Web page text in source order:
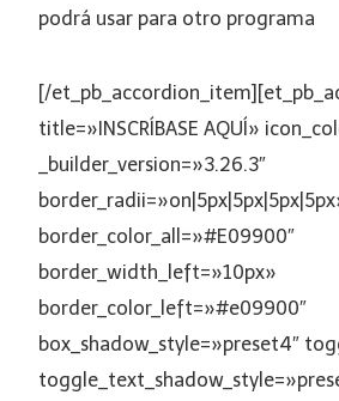
podrá usar para otro programa
[/
title=»INSCRÍBASE AQUÍ»
_builder_version=»3.26.3″
border_color_all=»#E09900″
border_width_left=»10px»
border_color_left=»#e09900″
box_shadow_style=»preset4″